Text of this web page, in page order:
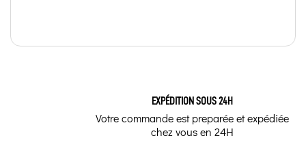
EXPÉDITION SOUS 24H
Votre commande est preparée et expédiée
chez vous en 24H